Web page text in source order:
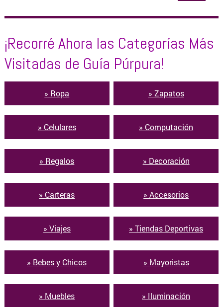
¡Recorré Ahora las Categorías Más
Visitadas de Guía Púrpura!
» Ropa » Zapatos
» Celulares » Computación
» Regalos » Decoración
» Carteras » Accesorios
» Viajes » Tiendas Deportivas
» Bebes y Chicos » Mayoristas
» Muebles » Iluminación